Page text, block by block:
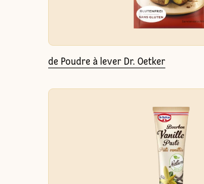
de Poudre à lever Dr. Oetker